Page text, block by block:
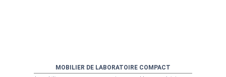
MOBILIER DE LABORATOIRE COMPACT